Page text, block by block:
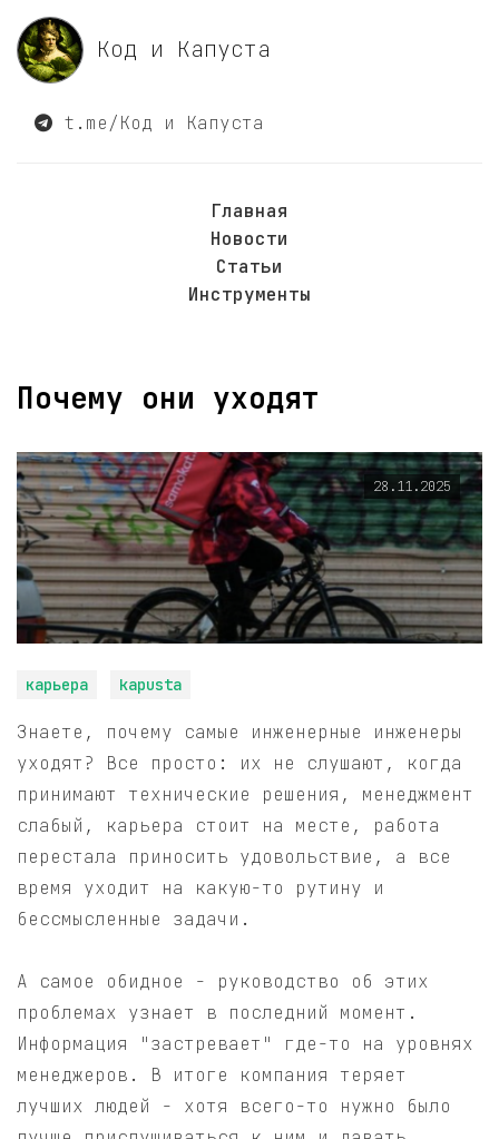
Код и Капуста
t.me/Код и Капуста
Главная
Новости
Статьи
Инструменты
Почему они уходят
28.11.2025
карьера kapusta
Знаете, почему самые инженерные инженеры
уходят? Все просто: их не слушают, когда
принимают технические решения, менеджмент
слабый, карьера стоит на месте, работа
перестала приносить удовольствие, а все
время уходит на какую-то рутину и
бессмысленные задачи.
А самое обидное - руководство об этих
проблемах узнает в последний момент.
Информация "застревает" где-то на уровнях
менеджеров. В итоге компания теряет
лучших людей - хотя всего-то нужно было